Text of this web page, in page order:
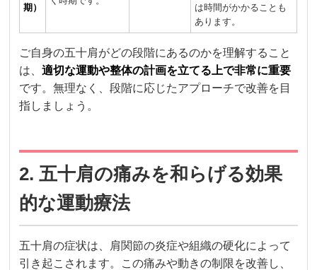
期）
は時間がかかることも
あります。
ご自身の五十肩がどの段階にあるのかを理解すること
は、適切な運動や整体の計画を立てる上で非常に重要
です。無理なく、段階に応じたアプローチで改善を目
指しましょう。
2. 五十肩の痛みを和らげる効果
的な運動療法
五十肩の症状は、肩関節の炎症や組織の硬化によって
引き起こされます。この痛みや動きの制限を改善し、